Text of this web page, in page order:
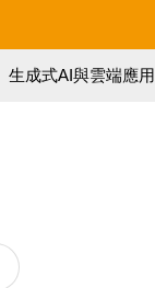
生成式AI與雲端應用